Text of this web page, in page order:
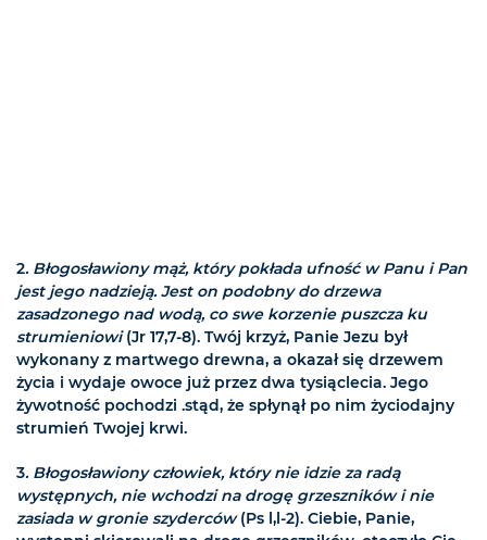
2. Błogosławiony mąż, który pokłada ufność w Panu i Pan
jest jego nadzieją. Jest on podobny do drzewa
zasadzonego nad wodą, co swe korzenie puszcza ku
strumieniowi(Jr 17,7-8). Twój krzyż, Panie Jezu był
wykonany z martwego drewna, a okazał się drzewem
życia i wydaje owoce już przez dwa tysiąclecia. Jego
żywotność pochodzi .stąd, że spłynął po nim życiodajny
strumień Twojej krwi.
3. Błogosławiony człowiek, który nie idzie za radą
występnych, nie wchodzi na drogę grzeszników i nie
zasiada w gronie szyderców(Ps l,l-2). Ciebie, Panie,